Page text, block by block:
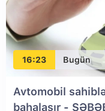
16:23 Bugün
Avtomobil
bahalaşır -